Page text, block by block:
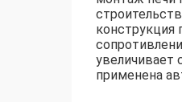
конструкция
применена